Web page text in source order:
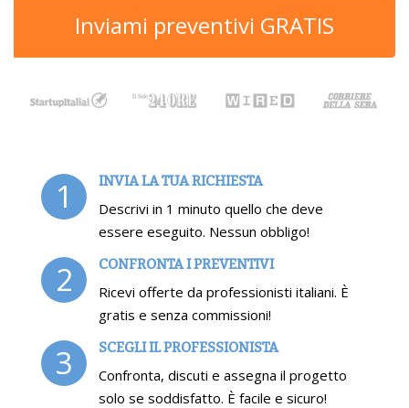
Inviami preventivi GRATIS
1 INVIA LA TUA RICHIESTA
Descrivi in 1 minuto quello che deve
essere eseguito. Nessun obbligo!
2 CONFRONTA I PREVENTIVI
Ricevi offerte da professionisti italiani. È
gratis e senza commissioni!
3 SCEGLI IL PROFESSIONISTA
Confronta, discuti e assegna il progetto
solo se soddisfatto. È facile e sicuro!